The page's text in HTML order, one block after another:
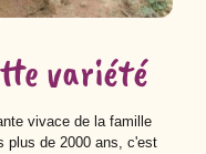
variété
vivace de la famille
plus de 2000 ans, c'est